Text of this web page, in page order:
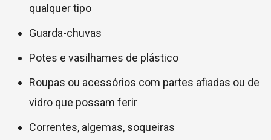
qualquer tipo
Guarda-chuvas
Potes e vasilhames de plástico
Roupas ou acessórios com partes afiadas ou de
vidro que possam ferir
Correntes, algemas, soqueiras